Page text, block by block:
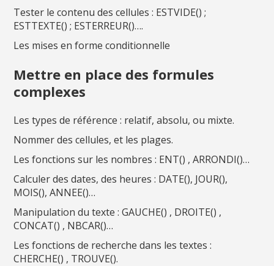
Tester le contenu des cellules : ESTVIDE() ;
ESTTEXTE() ; ESTERREUR()….
Les mises en forme conditionnelle
Mettre en place des formules
complexes
Les types de référence : relatif, absolu, ou mixte.
Nommer des cellules, et les plages.
Les fonctions sur les nombres : ENT() , ARRONDI()…
Calculer des dates, des heures : DATE(), JOUR(),
MOIS(), ANNEE()…
Manipulation du texte : GAUCHE() , DROITE() ,
CONCAT() , NBCAR()…
Les fonctions de recherche dans les textes :
CHERCHE() , TROUVE().